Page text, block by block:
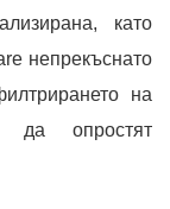
като
непрекъснато
на
опростят